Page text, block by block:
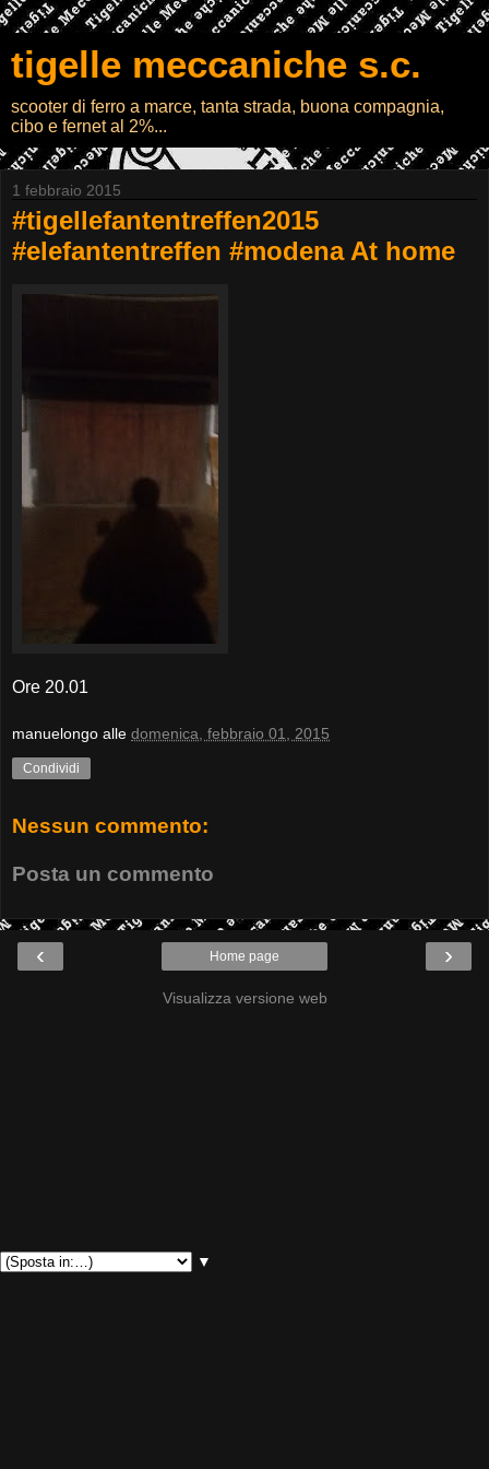
tigelle meccaniche s.c.
scooter di ferro a marce, tanta strada, buona compagnia,
cibo e fernet al 2%...
1 febbraio 2015
#tigellefantentreffen2015
#elefantentreffen #modena At home
Ore 20.01
manuelongo alle domenica, febbraio 01, 2015
Condividi
Nessun commento:
Posta un commento
‹ ›
Home page
Visualizza versione web
▼